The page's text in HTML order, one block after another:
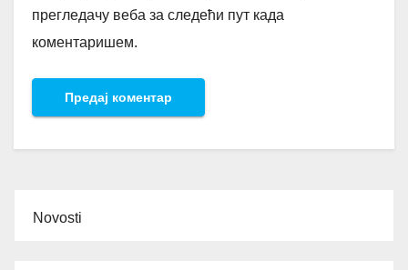
прегледачу веба за следећи пут када
коментаришем.
Novosti